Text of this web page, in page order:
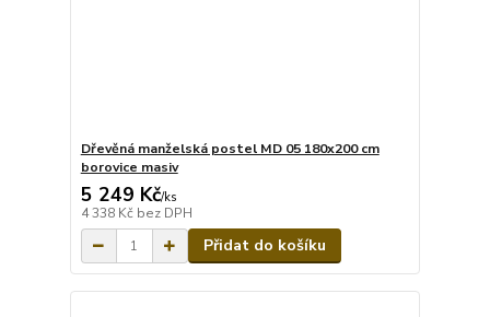
Dřevěná manželská postel MD 05 180x200 cm
borovice masiv
5 249 Kč/ks
4 338 Kč bez DPH
Přidat do košíku